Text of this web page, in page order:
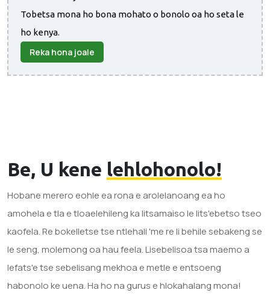
Tobetsa mona ho bona mohato o bonolo oa ho seta le
ho kenya.
Reka hona joale
Be, U kene lehlohonolo!
Hobane merero eohle ea rona e arolelanoang ea ho
amohela e tla e tloaelehileng ka litsamaiso le lits'ebetso tseo
kaofela. Re bokelletse tse ntlehali 'me re li behile sebakeng se
le seng, molemong oa hau feela. Lisebelisoa tsa maemo a
lefats'e tse sebelisang mekhoa e metle e entsoeng
habonolo ke uena. Ha ho na gurus e hlokahalang mona!